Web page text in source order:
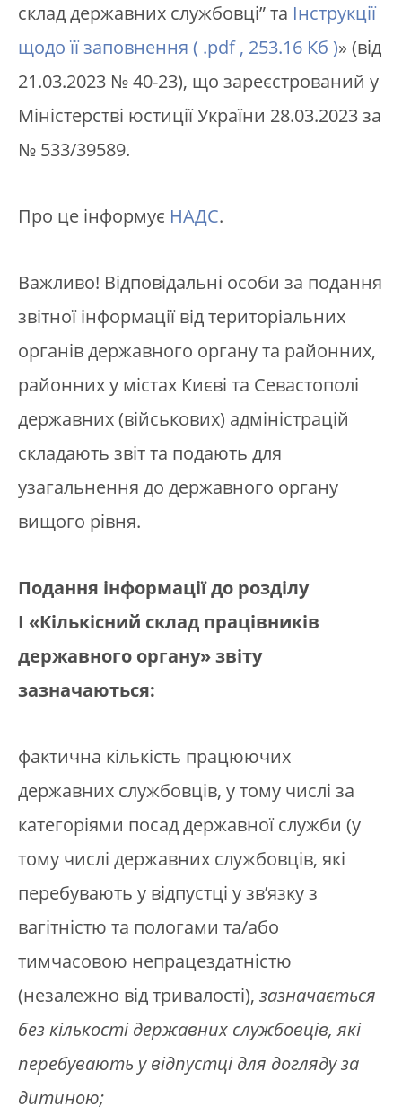
склад державних службовці” та Інструкції
щодо її заповнення ( .pdf , 253.16 Кб )» (від
21.03.2023 № 40-23), що зареєстрований у
Міністерстві юстиції України 28.03.2023 за
№ 533/39589.
Про це інформує НАДС.
Важливо! Відповідальні особи за подання
звітної інформації від територіальних
органів державного органу та районних,
районних у містах Києві та Севастополі
державних (військових) адміністрацій
складають звіт та подають для
узагальнення до державного органу
вищого рівня.
Подання інформації до розділу
І «Кількісний склад працівників
державного органу» звіту
зазначаються:
фактична кількість працюючих
державних службовців, у тому числі за
категоріями посад державної служби (у
тому числі державних службовців, які
перебувають у відпустці у зв’язку з
вагітністю та пологами та/або
тимчасовою непрацездатністю
(незалежно від тривалості), зазначається
без кількості державних службовців, які
перебувають у відпустці для догляду за
дитиною;